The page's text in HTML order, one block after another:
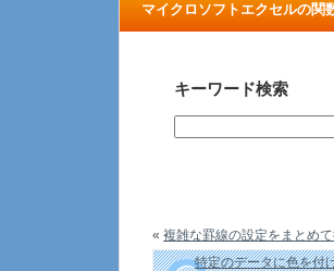
マイクロソフトエクセルの関
キーワード検索
« 複雑な罫線の設定をまとめ
特定のデータに色を付